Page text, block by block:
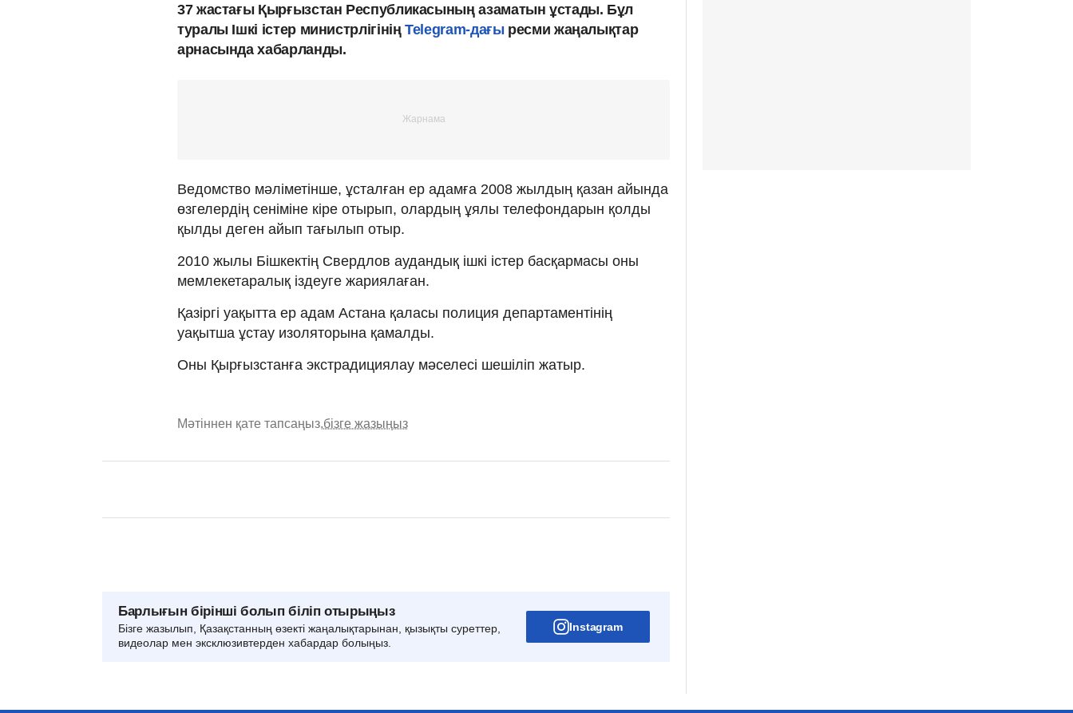
37 жастағы Қырғызстан Республикасының азаматын ұстады. Бұл
туралы Ішкі істер министрлігініңTelegram-дағыресми жаңалықтар
арнасында хабарланды.
Ведомство мәліметінше, ұсталған ер адамға 2008 жылдың қазан айында
өзгелердің сеніміне кіре отырып, олардың ұялы телефондарын қолды
қылды деген айып тағылып отыр.
2010 жылы Бішкектің Свердлов аудандық ішкі істер басқармасы оны
мемлекетаралық іздеуге жариялаған.
Қазіргі уақытта ер адам Астана қаласы полиция департаментінің
уақытша ұстау изоляторына қамалды.
Оны Қырғызстанға экстрадициялау мәселесі шешіліп жатыр.
Мәтіннен қате тапсаңыз,бізге жазыңыз
Барлығын бірінші болып біліп отырыңыз
Бізге жазылып, Қазақстанның өзекті жаңалықтарынан, қызықты суреттер,
видеолар мен эксклюзивтерден хабардар болыңыз.
Instagram